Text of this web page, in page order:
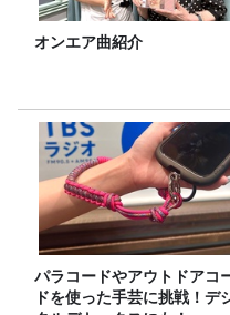
オンエア曲紹介
パラコードやアウトドアコ
ドを使った手芸に挑戦！デ